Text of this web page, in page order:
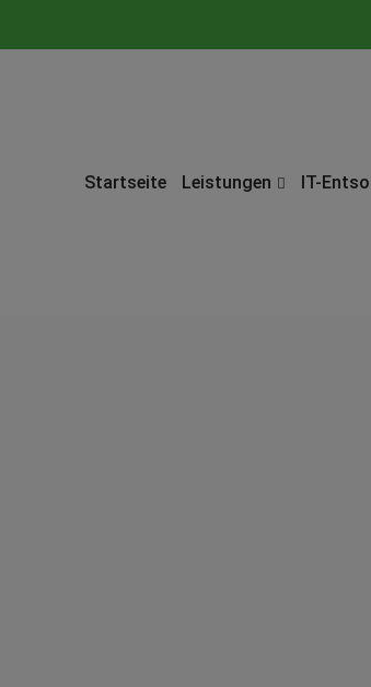
Startseite Leistungen IT-